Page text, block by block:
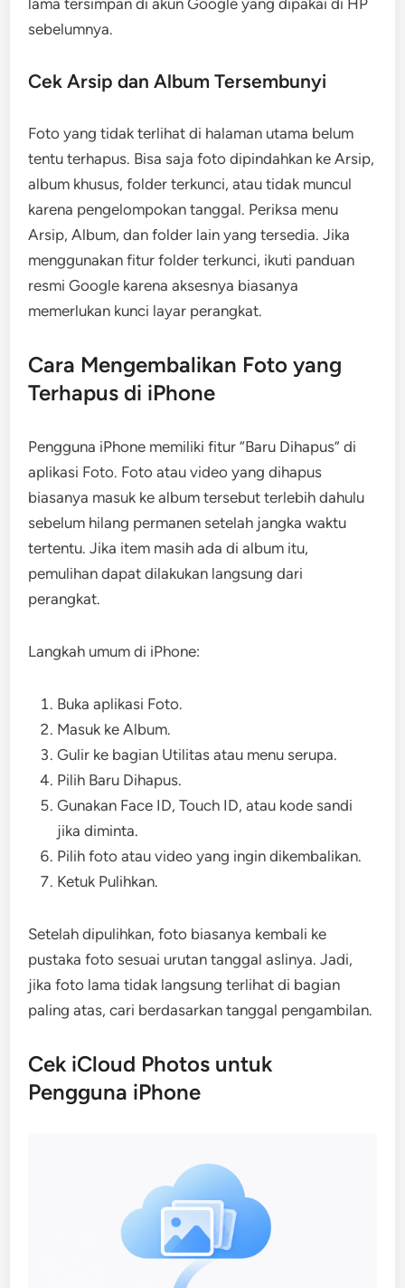
lama tersimpan di akun Google yang dipakai di HP
sebelumnya.
Cek Arsip dan Album Tersembunyi
Foto yang tidak terlihat di halaman utama belum
tentu terhapus. Bisa saja foto dipindahkan ke Arsip,
album khusus, folder terkunci, atau tidak muncul
karena pengelompokan tanggal. Periksa menu
Arsip, Album, dan folder lain yang tersedia. Jika
menggunakan fitur folder terkunci, ikuti panduan
resmi Google karena aksesnya biasanya
memerlukan kunci layar perangkat.
Cara Mengembalikan Foto yang
Terhapus di iPhone
Pengguna iPhone memiliki fitur “Baru Dihapus” di
aplikasi Foto. Foto atau video yang dihapus
biasanya masuk ke album tersebut terlebih dahulu
sebelum hilang permanen setelah jangka waktu
tertentu. Jika item masih ada di album itu,
pemulihan dapat dilakukan langsung dari
perangkat.
Langkah umum di iPhone:
Buka aplikasi Foto.
Masuk ke Album.
Gulir ke bagian Utilitas atau menu serupa.
Pilih Baru Dihapus.
Gunakan Face ID, Touch ID, atau kode sandi
jika diminta.
Pilih foto atau video yang ingin dikembalikan.
Ketuk Pulihkan.
Setelah dipulihkan, foto biasanya kembali ke
pustaka foto sesuai urutan tanggal aslinya. Jadi,
jika foto lama tidak langsung terlihat di bagian
paling atas, cari berdasarkan tanggal pengambilan.
Cek iCloud Photos untuk
Pengguna iPhone